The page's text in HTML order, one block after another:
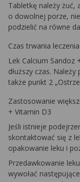
Tabletkę należy żuć,
o dowolnej porze,
podzielić na równe
Czas trwania leczenia
Lek Calcium Sandoz
dłuższy czas.
także punkt 2
Zastosowanie
+ Vitamin D3
Jeśli istnieje
skontaktować się z
opakowanie leku i
Przedawkowanie
wywołać